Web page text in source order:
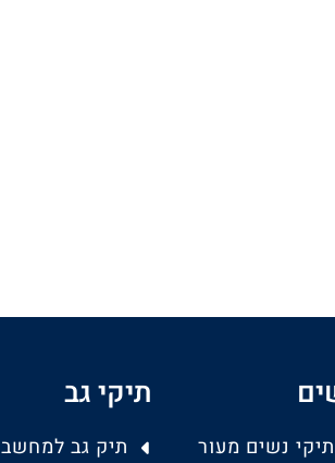
תיקי נשים מעור
תיקי גב
תיק גב למחשב